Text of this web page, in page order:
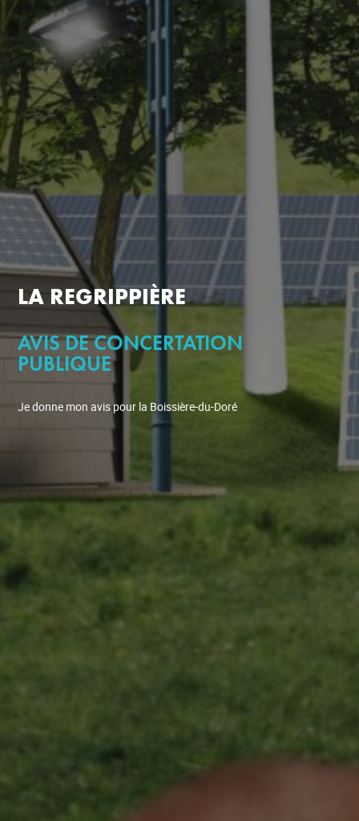
LA REGRIPPIÈRE
AVIS DE CONCERTATION
PUBLIQUE
Je donne mon avis pour la Boissière-du-Doré